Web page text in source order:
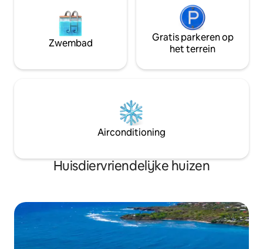
Zwembad
Gratis parkeren op
het terrein
Airconditioning
Huisdiervriendelijke huizen